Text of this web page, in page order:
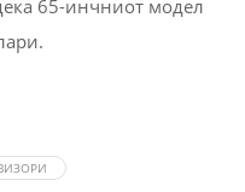
65-инчниот модел